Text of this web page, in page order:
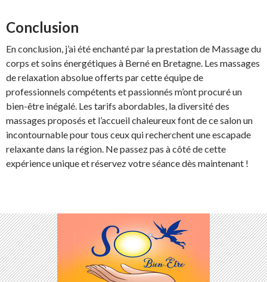
Conclusion
En conclusion, j’ai été enchanté par la prestation de Massage du
corps et soins énergétiques à Berné en Bretagne. Les massages
de relaxation absolue offerts par cette équipe de
professionnels compétents et passionnés m’ont procuré un
bien-être inégalé. Les tarifs abordables, la diversité des
massages proposés et l’accueil chaleureux font de ce salon un
incontournable pour tous ceux qui recherchent une escapade
relaxante dans la région. Ne passez pas à côté de cette
expérience unique et réservez votre séance dès maintenant !